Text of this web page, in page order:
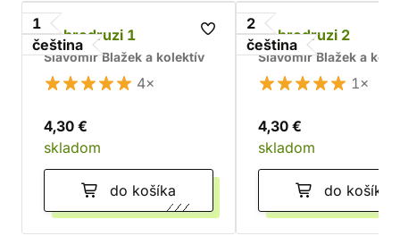
1
čeština
Dobrodruzi 1
Slavomír Blažek a kolektív
4×
4,30 €
skladom
do košíka
2
čeština
Dobrodruzi 2
Slavomír Blažek a
1×
4,30 €
skladom
do košíka